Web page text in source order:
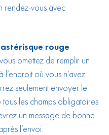
rendez-vous avec
astérisque rouge
vous omettez de remplir un
où vous n’avez
seulement envoyer le
tous les champs obligatoires
un message de bonne
l’envoi.